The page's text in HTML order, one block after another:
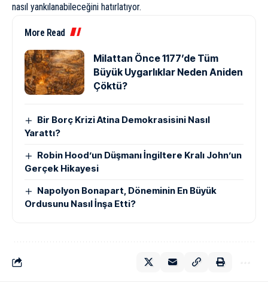
nasıl yankılanabileceğini hatırlatıyor.
More Read
Milattan Önce 1177’de Tüm
Büyük Uygarlıklar Neden Aniden
Çöktü?
Bir Borç Krizi Atina Demokrasisini Nasıl
Yarattı?
Robin Hood’un Düşmanı İngiltere Kralı John’un
Gerçek Hikayesi
Napolyon Bonapart, Döneminin En Büyük
Ordusunu Nasıl İnşa Etti?